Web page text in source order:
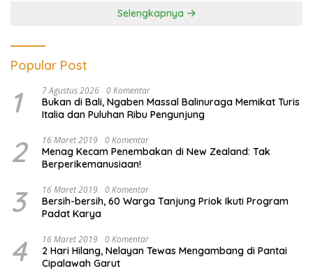
Selengkapnya
Popular Post
1 7 Agustus 2026 0 Komentar
Bukan di Bali, Ngaben Massal Balinuraga Memikat Turis
Italia dan Puluhan Ribu Pengunjung
2 16 Maret 2019 0 Komentar
Menag Kecam Penembakan di New Zealand: Tak
Berperikemanusiaan!
3 16 Maret 2019 0 Komentar
Bersih-bersih, 60 Warga Tanjung Priok Ikuti Program
Padat Karya
4 16 Maret 2019 0 Komentar
2 Hari Hilang, Nelayan Tewas Mengambang di Pantai
Cipalawah Garut